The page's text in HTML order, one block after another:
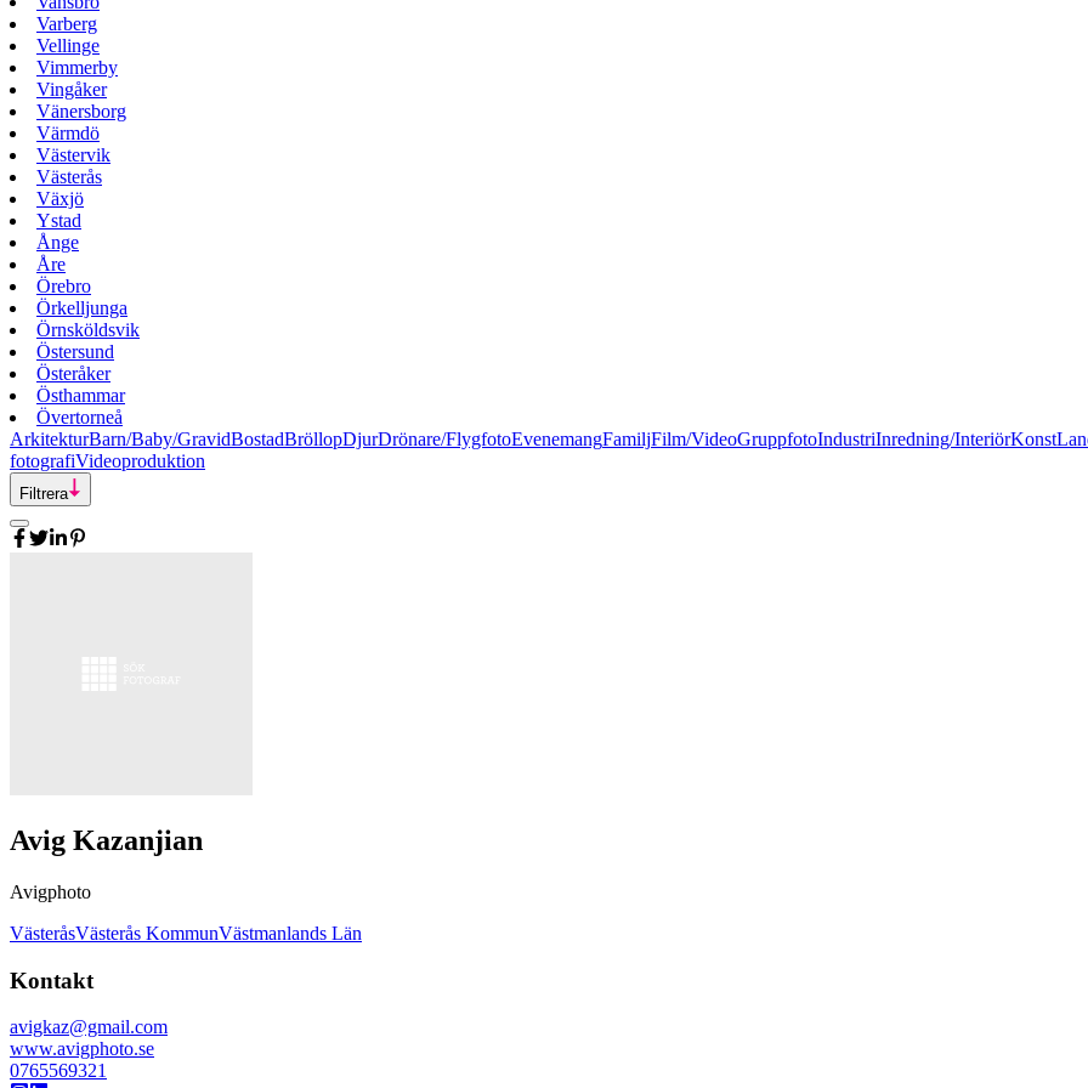
Varberg
Vellinge
Vimmerby
Vingåker
Vänersborg
Värmdö
Västervik
Västerås
Växjö
Ystad
Ånge
Åre
Örebro
Örkelljunga
Örnsköldsvik
Östersund
Österåker
Östhammar
Övertorneå
ArkitekturBarn/Baby/GravidBostadBröllopDjurDrönare/FlygfotoEvenemangFamiljFilm/VideoGruppfotoIndustriInredning/InteriörKonst
fotografiVideoproduktion
Filtrera
Avig Kazanjian
Avigphoto
VästeråsVästerås KommunVästmanlands Län
Kontakt
avigkaz@gmail.com
www.avigphoto.se
0765569321